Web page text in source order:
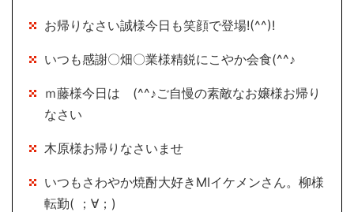
お帰りなさい誠様今日も笑顔で登場!(^^)!
いつも感謝〇畑〇業様精鋭にこやか会食(^^♪
ｍ藤様今日は (^^♪ご自慢の素敵なお嬢様お帰り
なさい
木原様お帰りなさいませ
いつもさわやか焼酎大好きMIイケメンさん。柳様
転勤( ；∀；)